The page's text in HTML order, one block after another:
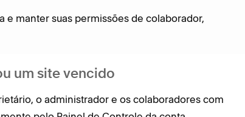
e manter suas permissões de colaborador,
um site vencido
o administrador e os colaboradores com